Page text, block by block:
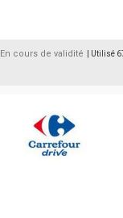
En cours de validité | Utilisé